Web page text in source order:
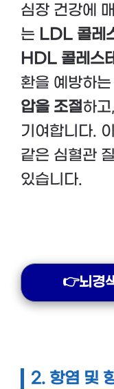
심장 건강에
는 LDL 콜레
HDL 콜레스
환을 예방하
압을 조절하고,
기여합니다.
같은 심혈관
있습니다.
👉뇌경
2. 항염 및